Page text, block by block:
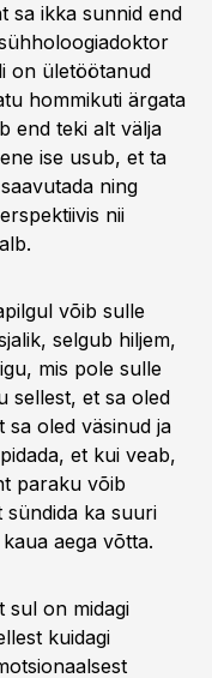
sa ikka sunnid end
on ületöötanud
hommikuti ärgata
end teki alt välja
ise usub, et ta
ning
nii
võib sulle
selgub hiljem,
mis pole sulle
sellest, et sa oled
sa oled väsinud ja
et kui veab,
paraku võib
sündida ka suuri
aega võtta.
sul on midagi
kuidagi